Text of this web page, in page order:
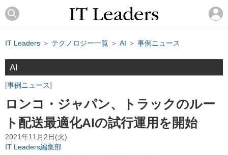
IT Leaders ＞ テクノロジー一覧 ＞ AI ＞ 事例ニュース
AI
事例ニュース
ロンコ・ジャパン、トラックのルー
ト配送最適化AIの試行運用を開始
2021年11月2日(火)
IT Leaders編集部